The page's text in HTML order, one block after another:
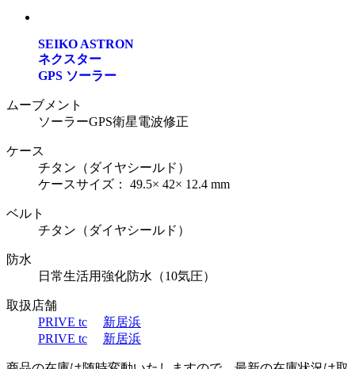
SEIKO ASTRON
ネクスター
GPS ソーラー
ムーブメント
ソーラーGPS衛星電波修正
ケース
チタン（ダイヤシールド）
ケースサイズ： 49.5× 42× 12.4 mm
ベルト
チタン（ダイヤシールド）
防水
日常生活用強化防水（10気圧）
取扱店舗
PRIVE tc
新居浜
PRIVE tc
新居浜